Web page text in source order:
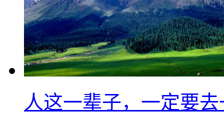
人这一辈子，一定要